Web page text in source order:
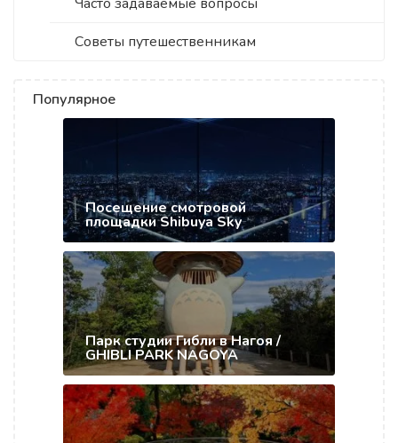
Советы путешественникам
Популярное
Посещение смотровой
площадки Shibuya Sky
Парк студии Гибли в Нагоя /
GHIBLI PARK NAGOYA